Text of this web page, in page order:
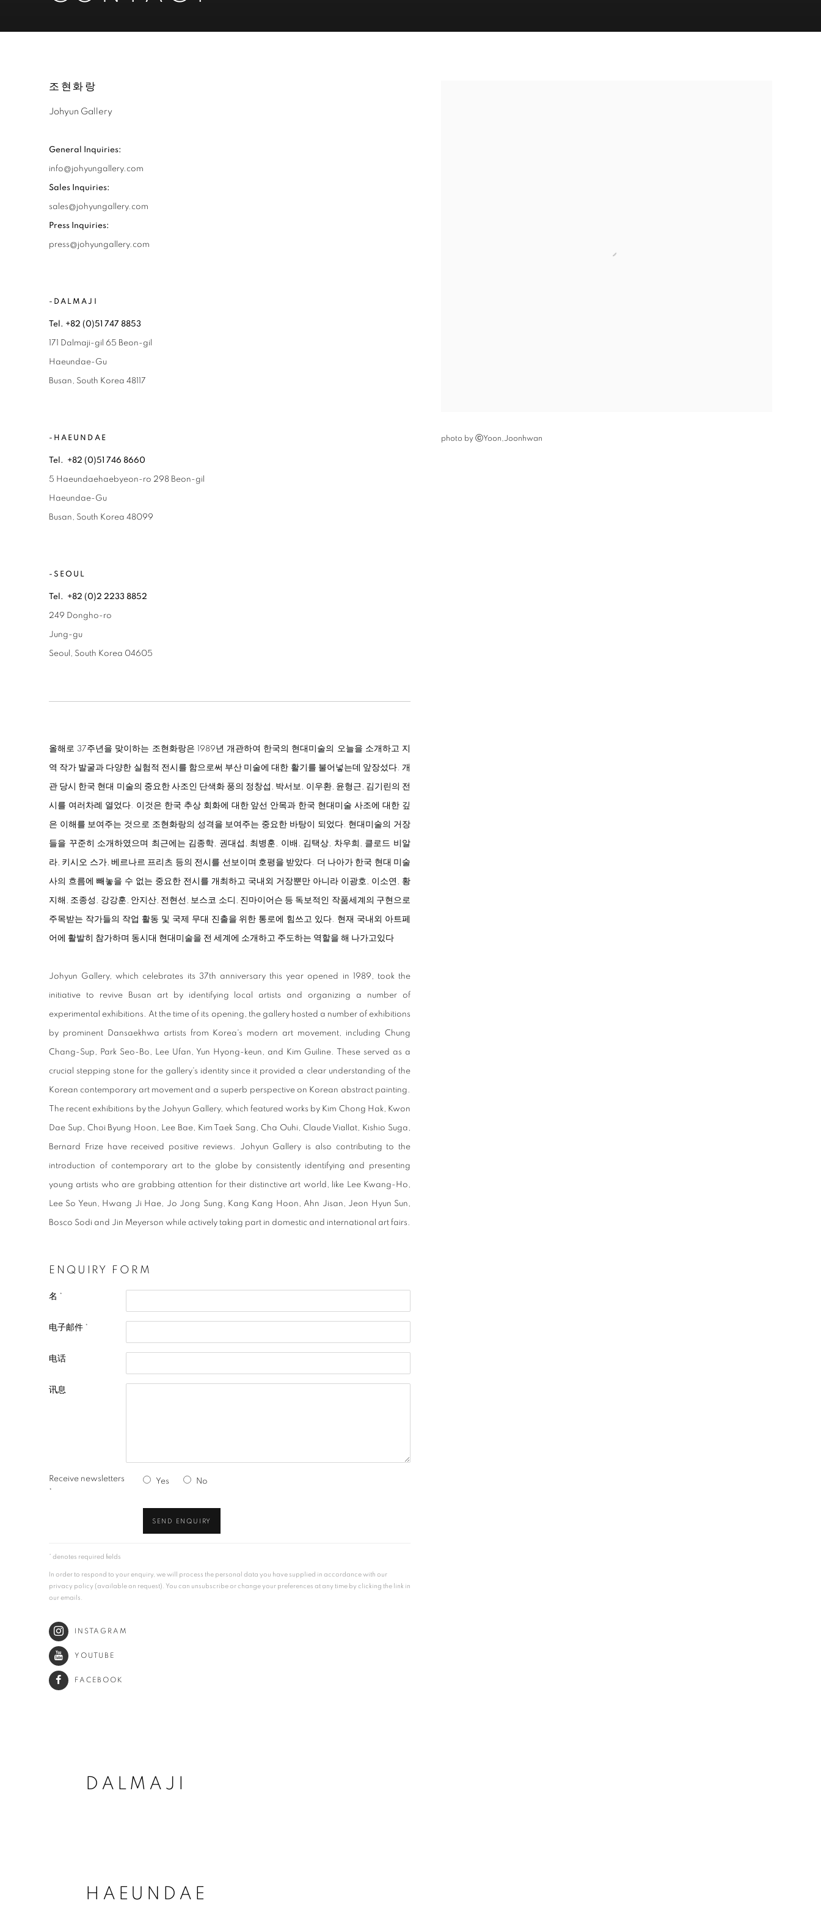
联系我们
photo by ⓒYoon,Joonhwan
조현화랑
Johyun Gallery
General Inquiries:
info@johyungallery.com
Sales Inquiries:
sales@johyungallery.com
Press Inquiries:
press@johyungallery.com
-DALMAJI
Tel. +82 (0)51 747 8853
171 Dalmaji-gil 65 Beon-gil
Haeundae-Gu
Busan, South Korea 48117
-HAEUNDAE
Tel. +82 (0)51 746 8660
5 Haeundaehaebyeon-ro 298 Beon-gil
Haeundae-Gu
Busan, South Korea 48099
-SEOUL
Tel. +82 (0)2 2233 8852
249 Dongho-ro
Jung-gu
Seoul, South Korea 04605
올해로 37주년을 맞이하는 조현화랑은 1989년 개관하여 한국의 현대미술의 오늘을 소개하고 지
역 작가 발굴과 다양한 실험적 전시를 함으로써 부산 미술에 대한 활기를 불어넣는데 앞장섰다. 개
관 당시 한국 현대 미술의 중요한 사조인 단색화 풍의 정창섭, 박서보, 이우환, 윤형근, 김기린의 전
시를 여러차례 열었다. 이것은 한국 추상 회화에 대한 앞선 안목과 한국 현대미술 사조에 대한 깊
은 이해를 보여주는 것으로 조현화랑의 성격을 보여주는 중요한 바탕이 되었다. 현대미술의 거장
들을 꾸준히 소개하였으며 최근에는 김종학, 권대섭, 최병훈, 이배, 김택상, 차우희, 클로드 비알
라, 키시오 스가, 베르나르 프리츠 등의 전시를 선보이며 호평을 받았다. 더 나아가 한국 현대 미술
사의 흐름에 빼놓을 수 없는 중요한 전시를 개최하고 국내외 거장뿐만 아니라 이광호, 이소연, 황
지해, 조종성, 강강훈, 안지산, 전현선, 보스코 소디, 진마이어슨 등 독보적인 작품세계의 구현으로
주목받는 작가들의 작업 활동 및 국제 무대 진출을 위한 통로에 힘쓰고 있다. 현재 국내외 아트페
어에 활발히 참가하며 동시대 현대미술을 전 세계에 소개하고 주도하는 역할을 해 나가고있다
Johyun Gallery, which celebrates its 37th anniversary this year opened in 1989, took the
initiative to revive Busan art by identifying local artists and organizing a number of
experimental exhibitions. At the time of its opening, the gallery hosted a number of exhibitions
by prominent Dansaekhwa artists from Korea's modern art movement, including Chung
Chang-Sup, Park Seo-Bo, Lee Ufan, Yun Hyong-keun, and Kim Guiline. These served as a
crucial stepping stone for the gallery's identity since it provided a clear understanding of the
Korean contemporary art movement and a superb perspective on Korean abstract painting.
The recent exhibitions by the Johyun Gallery, which featured works by Kim Chong Hak, Kwon
Dae Sup, Choi Byung Hoon, Lee Bae, Kim Taek Sang, Cha Ouhi, Claude Viallat, Kishio Suga,
Bernard Frize have received positive reviews. Johyun Gallery is also contributing to the
introduction of contemporary art to the globe by consistently identifying and presenting
young artists who are grabbing attention for their distinctive art world, like Lee Kwang-Ho,
Lee So Yeun, Hwang Ji Hae, Jo Jong Sung, Kang Kang Hoon, Ahn Jisan, Jeon Hyun Sun,
Bosco Sodi and Jin Meyerson while actively taking part in domestic and international art fairs.
ENQUIRY FORM
名 *
电子邮件 *
电话
讯息
Receive newsletters
*
Yes No
SEND ENQUIRY
* denotes required fields
In order to respond to your enquiry, we will process the personal data you have supplied in accordance with our
privacy policy (available on request). You can unsubscribe or change your preferences at any time by clicking the link in
our emails.
INSTAGRAM
YOUTUBE
FACEBOOK
DALMAJI
HAEUNDAE